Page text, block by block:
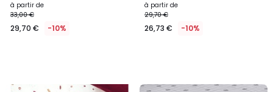
à partir de
33,00 €
29,70 € -10%
à partir de
29,70 €
26,73 € -10%